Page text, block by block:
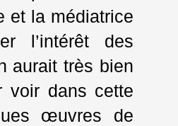
et la médiatrice
l’intérêt des
aurait très bien
voir dans cette
œuvres de